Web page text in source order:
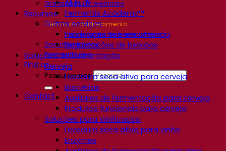
Gravações de webinars
Recursos
Centro de conhecimento
Percepções de especialistas
Documentations
Fermentis app
Find us
Pesquisar por:
Contact
All In 1™
Fermentis Academy™
Outros serviços
Fabricação sob encomenda
Degustações de bebidas
Soluções de fermentação
Cerveja
Levedura seca ativa para cerveja
Bactérias
Auxiliares de fermentação para cerveja
Produtos funcionais para cerveja
Soluções para Vinificação
Levedura seca ativa para vinho
Enzymes